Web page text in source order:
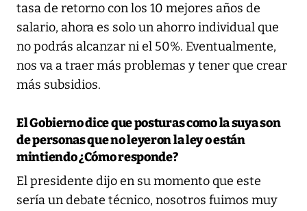
tasa de retorno con los 10 mejores años de
salario, ahora es solo un ahorro individual que
no podrás alcanzar ni el 50%. Eventualmente,
nos va a traer más problemas y tener que crear
más subsidios.
El Gobierno dice que posturas como la suya son
de personas que no leyeron la ley o están
mintiendo ¿Cómo responde?
El presidente dijo en su momento que este
sería un debate técnico, nosotros fuimos muy